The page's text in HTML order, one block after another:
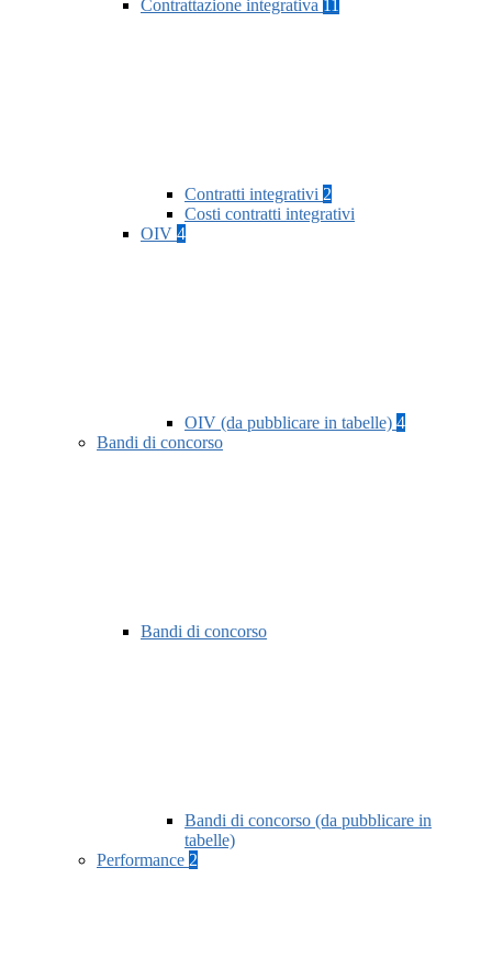
Contrattazione integrativa 11
Contratti integrativi 2
Costi contratti integrativi
OIV 4
OIV (da pubblicare in tabelle) 4
Bandi di concorso
Bandi di concorso
Bandi di concorso (da pubblicare in
tabelle)
Performance 2